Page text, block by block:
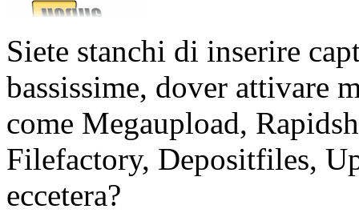
Siete stanchi di inserire
bassissime, dover attivare
come Megaupload,
Filefactory, Depositfiles,
eccetera?